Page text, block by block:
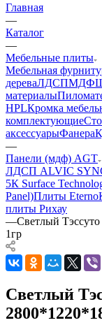
Главная
—
Каталог
—
Мебельные плиты
Мебельная
дереваЛДСПМДФ
материалы
HPLКромка
комплектующие
аксессуарыФанера
—
Панели (мдф) AGT
ЛДСП ALVIC
5К Surface
Panel)Плиты Eterno
плиты Рихау
—Светлый
1гр
Светлый